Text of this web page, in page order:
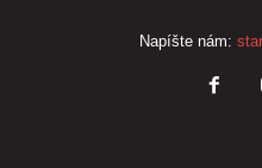
Napíšte nám: